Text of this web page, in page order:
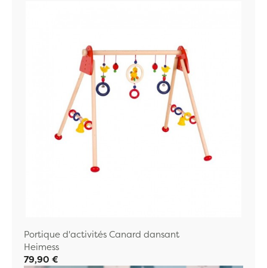
Portique d'activités Canard dansant
Heimess
79,90 €